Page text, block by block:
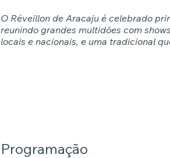
O Réveillon de Aracaju é celebrado
reunindo grandes multidões com
locais e nacionais, e uma tradicional
Programação